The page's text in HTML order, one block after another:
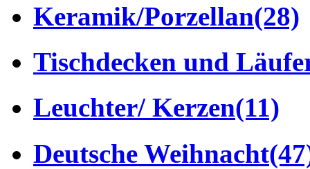
Keramik/Porzellan(28)
Tischdecken und
Leuchter/ Kerzen(11)
Deutsche Weihnacht